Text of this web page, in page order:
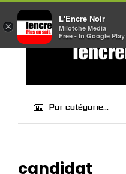
Par catégorie...
candidat
×
L'Encre Noir
Milotche Media
Free - In Google Play